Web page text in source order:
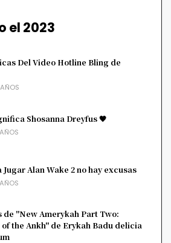
el 2023
Del Video Hotline Bling de
Shosanna Dreyfus 🖤
Jugar Alan Wake 2 no hay excusas
de "New Amerykah Part Two:
the Ankh" de Erykah Badu delicia